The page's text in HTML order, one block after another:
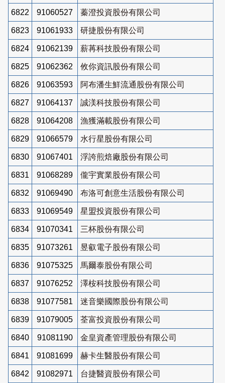
6822 91060527 蓁澄投資股份有限公司
6823 91061933 研捷股份有限公司
6824 91062139 薪苒科技股份有限公司
6825 91062362 攸你資訊股份有限公司
6826 91063593 阿布潘生鮮流通股份有限公司
6827 91064137 誠渼科技股份有限公司
6828 91064208 漁獲滿載股份有限公司
6829 91066579 水行星股份有限公司
6830 91067401 浮誇煎焙廠股份有限公司
6831 91068289 儱宇實業股份有限公司
6832 91069490 布洛可創意生活股份有限公司
6833 91069549 星盟投資股份有限公司
6834 91070341 三杯股份有限公司
6835 91073261 昱叡電子股份有限公司
6836 91075325 馬爾泰股份有限公司
6837 91076252 澤桉科技股份有限公司
6838 91077581 迷音樂國際股份有限公司
6839 91079005 荃富投資股份有限公司
6840 91081190 金皇資產管理股份有限公司
6841 91081699 赫卡生醫股份有限公司
6842 91082971 台捷醫資股份有限公司